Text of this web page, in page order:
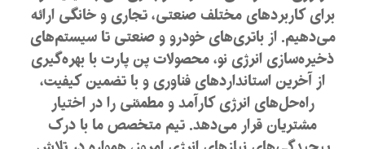
برای کاربردهای مختلف صنعتی، تجاری و خانگی ارائه
می‌دهیم. از باتری‌های خودرو و صنعتی تا سیستم‌های
ذخیره‌سازی انرژی نو، محصولات پن پارت با بهره‌گیری
از آخرین استانداردهای فناوری و با تضمین کیفیت،
راه‌حل‌های انرژی کارآمد و مطمئنی را در اختیار
مشتریان قرار می‌دهد. تیم متخصص ما با درک